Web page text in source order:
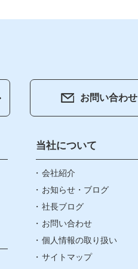
・ブログ
わせ
の取り扱い
お問い合わせ
当社について
会社紹介
お知らせ・ブログ
社長ブログ
お問い合わせ
個人情報の取り扱い
サイトマップ